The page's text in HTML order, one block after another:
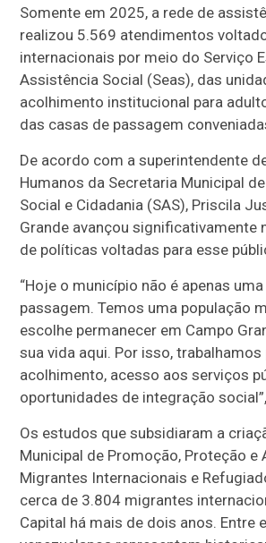
Somente em 2025, a rede de
realizou 5.569 atendimentos
internacionais por meio do Serviço
Assistência Social (Seas), das
acolhimento institucional para
das casas de passagem
De acordo com a superintendente
Humanos da Secretaria Municipal
Social e Cidadania (SAS), Priscila
Grande avançou significativamente
de políticas voltadas para esse
“Hoje o município não é apenas
passagem. Temos uma população
escolhe permanecer em Campo
sua vida aqui. Por isso,
acolhimento, acesso aos serviços
oportunidades de integração
Os estudos que subsidiaram a
Municipal de Promoção, Proteção e
Migrantes Internacionais e
cerca de 3.804 migrantes
Capital há mais de dois anos. Entre